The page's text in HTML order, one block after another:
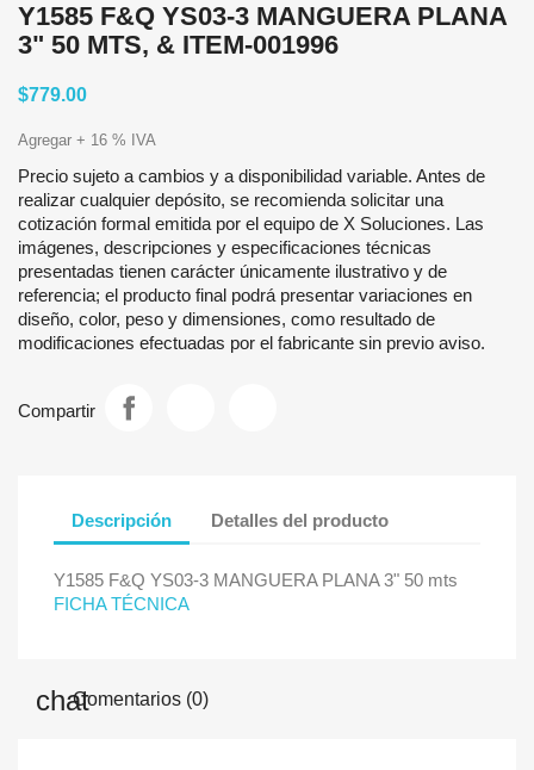
Y1585 F&Q YS03-3 MANGUERA PLANA
3" 50 MTS, & ITEM-001996
$779.00
Agregar + 16 % IVA
Precio sujeto a cambios y a disponibilidad variable. Antes de
realizar cualquier depósito, se recomienda solicitar una
cotización formal emitida por el equipo de X Soluciones. Las
imágenes, descripciones y especificaciones técnicas
presentadas tienen carácter únicamente ilustrativo y de
referencia; el producto final podrá presentar variaciones en
diseño, color, peso y dimensiones, como resultado de
modificaciones efectuadas por el fabricante sin previo aviso.
Compartir
Descripción Detalles del producto
Y1585 F&Q YS03-3 MANGUERA PLANA 3" 50 mts
FICHA TÉCNICA
Comentarios (0)